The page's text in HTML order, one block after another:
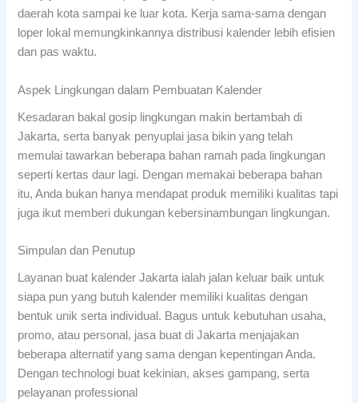
daerah kota sampai ke luar kota. Kerja sama-sama dengan
loper lokal memungkinkannya distribusi kalender lebih efisien
dan pas waktu.
Aspek Lingkungan dalam Pembuatan Kalender
Kesadaran bakal gosip lingkungan makin bertambah di
Jakarta, serta banyak penyuplai jasa bikin yang telah
memulai tawarkan beberapa bahan ramah pada lingkungan
seperti kertas daur lagi. Dengan memakai beberapa bahan
itu, Anda bukan hanya mendapat produk memiliki kualitas tapi
juga ikut memberi dukungan kebersinambungan lingkungan.
Simpulan dan Penutup
Layanan buat kalender Jakarta ialah jalan keluar baik untuk
siapa pun yang butuh kalender memiliki kualitas dengan
bentuk unik serta individual. Bagus untuk kebutuhan usaha,
promo, atau personal, jasa buat di Jakarta menjajakan
beberapa alternatif yang sama dengan kepentingan Anda.
Dengan technologi buat kekinian, akses gampang, serta
pelayanan professional